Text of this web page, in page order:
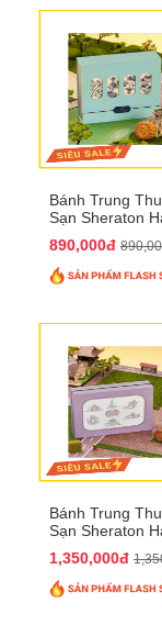
Bánh Trung
Sạn Sheraton
890,000đ
Bánh Trung
Sạn Sheraton
1,350,000đ